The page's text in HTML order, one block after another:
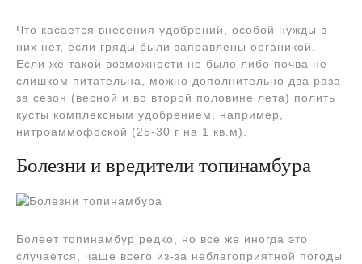
Что касается внесения удобрений, особой нужды в
них нет, если гряды были заправлены органикой.
Если же такой возможности не было либо почва не
слишком питательна, можно дополнительно два раза
за сезон (весной и во второй половине лета) полить
кусты комплексным удобрением, например,
нитроаммофоской (25-30 г на 1 кв.м).
Болезни и вредители топинамбура
Болеет топинамбур редко, но все же иногда это
случается, чаще всего из-за неблагоприятной погоды